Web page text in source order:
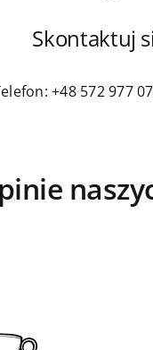
Skontaktuj
+48 572 977